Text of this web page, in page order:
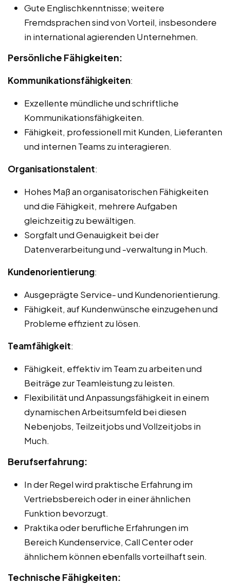
Gute Englischkenntnisse; weitere
Fremdsprachen sind von Vorteil, insbesondere
in international agierenden Unternehmen.
Persönliche Fähigkeiten:
Kommunikationsfähigkeiten:
Exzellente mündliche und schriftliche
Kommunikationsfähigkeiten.
Fähigkeit, professionell mit Kunden, Lieferanten
und internen Teams zu interagieren.
Organisationstalent:
Hohes Maß an organisatorischen Fähigkeiten
und die Fähigkeit, mehrere Aufgaben
gleichzeitig zu bewältigen.
Sorgfalt und Genauigkeit bei der
Datenverarbeitung und -verwaltung in Much.
Kundenorientierung:
Ausgeprägte Service- und Kundenorientierung.
Fähigkeit, auf Kundenwünsche einzugehen und
Probleme effizient zu lösen.
Teamfähigkeit:
Fähigkeit, effektiv im Team zu arbeiten und
Beiträge zur Teamleistung zu leisten.
Flexibilität und Anpassungsfähigkeit in einem
dynamischen Arbeitsumfeld bei diesen
Nebenjobs, Teilzeitjobs und Vollzeitjobs in
Much.
Berufserfahrung:
In der Regel wird praktische Erfahrung im
Vertriebsbereich oder in einer ähnlichen
Funktion bevorzugt.
Praktika oder berufliche Erfahrungen im
Bereich Kundenservice, Call Center oder
ähnlichem können ebenfalls vorteilhaft sein.
Technische Fähigkeiten: